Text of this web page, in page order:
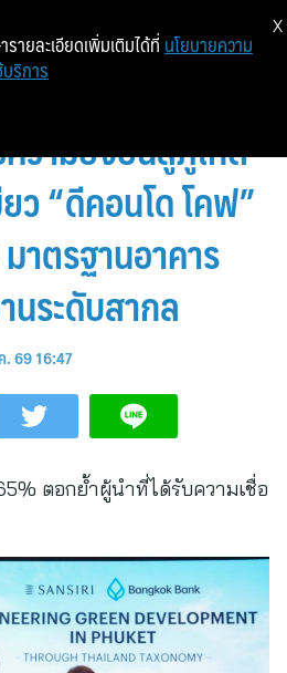
คารกรุงเทพ
วามยั่งยืนสู่ภูเก็ต
ว “ดีคอนโด โคฟ”
าตรฐานอาคาร
ระดับสากล
. 69 16:47
ตอกย้ำผู้นำที่ได้รับความเชื่อ
ายละเอียดเพิ่มเติมได้ที่ นโยบายความ
ริการ
X